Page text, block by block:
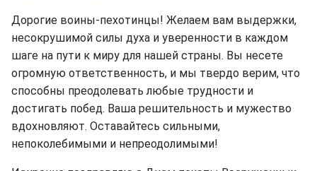
Дорогие воины-пехотинцы! Желаем вам выдержки,
несокрушимой силы духа и уверенности в каждом
шаге на пути к миру для нашей страны. Вы несете
огромную ответственность, и мы твердо верим, что
способны преодолевать любые трудности и
достигать побед. Ваша решительность и мужество
вдохновляют. Оставайтесь сильными,
непоколебимыми и непреодолимыми!